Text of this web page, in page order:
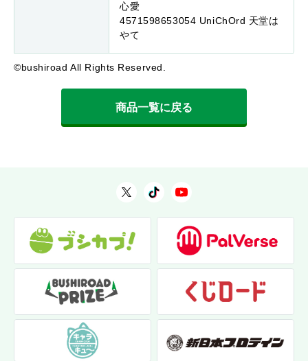
心愛
4571598653054 UniChOrd 天堂は
やて
©bushiroad All Rights Reserved.
商品一覧に戻る